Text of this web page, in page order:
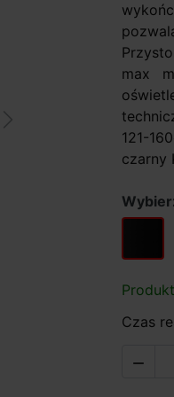
max
121-
czarny
czarny
Czas
